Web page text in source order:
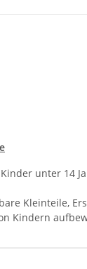
unter 14
Kleinteile,
Kindern